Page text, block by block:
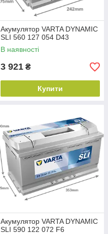
Акумулятор VARTA DYNAMIC
SLI 560 127 054 D43
В наявності
3 921 ₴
Купити
Акумулятор VARTA DYNAMIC
SLI 590 122 072 F6